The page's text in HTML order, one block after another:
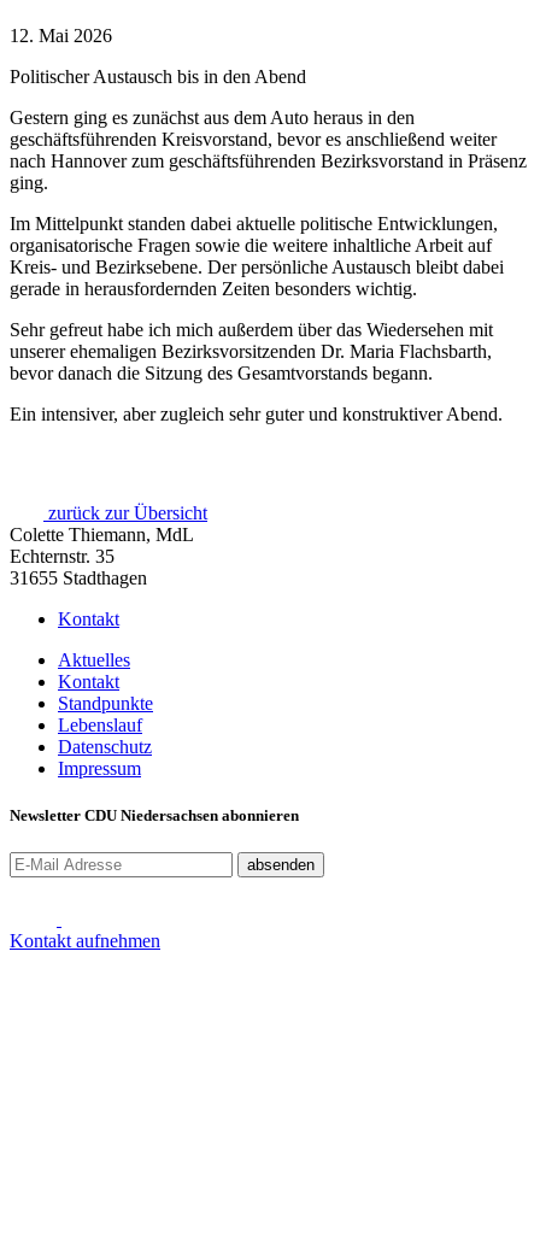
12. Mai 2026
Politischer Austausch bis in den Abend
Gestern ging es zunächst aus dem Auto heraus in den
geschäftsführenden Kreisvorstand, bevor es anschließend weiter
nach Hannover zum geschäftsführenden Bezirksvorstand in Präsenz
ging.
Im Mittelpunkt standen dabei aktuelle politische Entwicklungen,
organisatorische Fragen sowie die weitere inhaltliche Arbeit auf
Kreis- und Bezirksebene. Der persönliche Austausch bleibt dabei
gerade in herausfordernden Zeiten besonders wichtig.
Sehr gefreut habe ich mich außerdem über das Wiedersehen mit
unserer ehemaligen Bezirksvorsitzenden Dr. Maria Flachsbarth,
bevor danach die Sitzung des Gesamtvorstands begann.
Ein intensiver, aber zugleich sehr guter und konstruktiver Abend.
zurück zur Übersicht
Colette Thiemann, MdL
Echternstr. 35
31655 Stadthagen
Kontakt
Aktuelles
Kontakt
Standpunkte
Lebenslauf
Datenschutz
Impressum
Newsletter CDU Niedersachsen abonnieren
absenden
Kontakt aufnehmen